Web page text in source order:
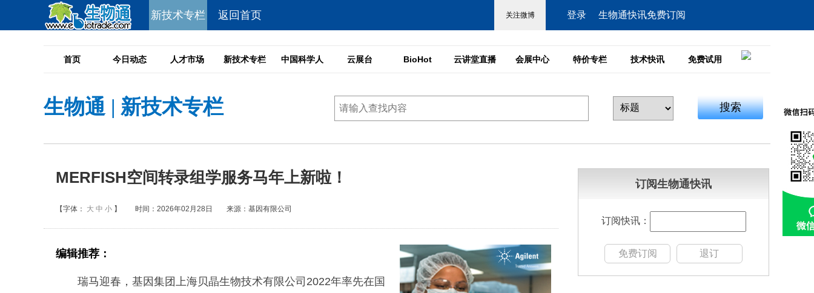
新技术专栏 返回首页 登录 生物通快讯免费订阅
首页 今日动态 人才市场 新技术专栏 中国科学人 云展台 BioHot 云讲堂直播 会展中心 特价专栏 技术快讯 免费试用
生物通 | 新技术专栏 搜索
MERFISH空间转录组学服务马年上新啦！
【字体： 大 中 小 】 时间：2026年02月28日 来源：基因有限公司
编辑推荐：
瑞马迎春，基因集团上海贝晶生物技术有限公司2022年率先在国
订阅生物通快讯
订阅快讯：
免费订阅 退订